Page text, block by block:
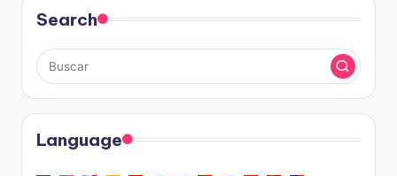
Search
Language